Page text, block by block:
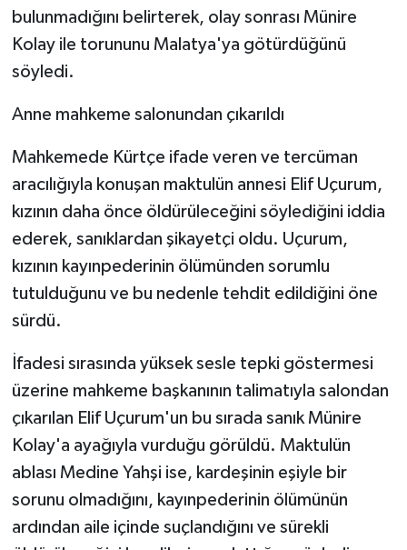
bulunmadığını belirterek, olay sonrası Münire
Kolay ile torununu Malatya'ya götürdüğünü
söyledi.
Anne mahkeme salonundan çıkarıldı
Mahkemede Kürtçe ifade veren ve tercüman
aracılığıyla konuşan maktulün annesi Elif Uçurum,
kızının daha önce öldürüleceğini söylediğini iddia
ederek, sanıklardan şikayetçi oldu. Uçurum,
kızının kayınpederinin ölümünden sorumlu
tutulduğunu ve bu nedenle tehdit edildiğini öne
sürdü.
İfadesi sırasında yüksek sesle tepki göstermesi
üzerine mahkeme başkanının talimatıyla salondan
çıkarılan Elif Uçurum'un bu sırada sanık Münire
Kolay'a ayağıyla vurduğu görüldü. Maktulün
ablası Medine Yahşi ise, kardeşinin eşiyle bir
sorunu olmadığını, kayınpederinin ölümünün
ardından aile içinde suçlandığını ve sürekli